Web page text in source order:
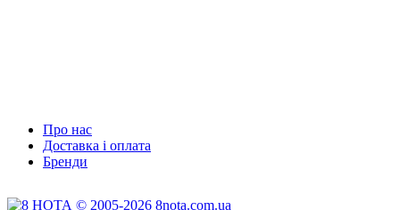
Про нас
Доставка і оплата
Бренди